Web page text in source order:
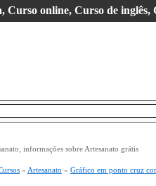
Curso online, Curso de
informações sobre Artesanato grátis
» Artesanato » Gráfico em ponto cruz